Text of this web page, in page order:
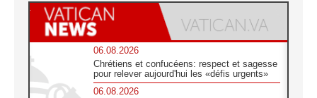
06.08.2026
Chrétiens et confucéens: respect et sagesse
pour relever aujourd'hui les «défis urgents»
06.08.2026